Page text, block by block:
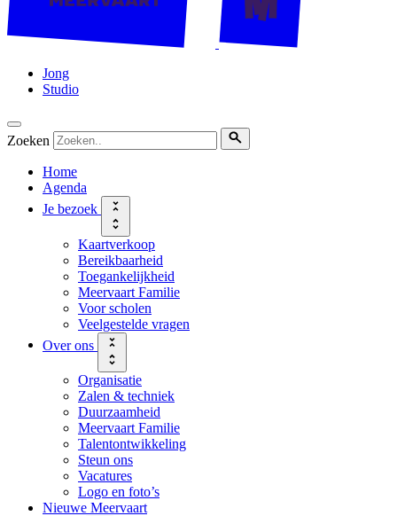
Jong
Studio
Zoeken
Home
Agenda
Je bezoek
Kaartverkoop
Bereikbaarheid
Toegankelijkheid
Meervaart Familie
Voor scholen
Veelgestelde vragen
Over ons
Organisatie
Zalen & techniek
Duurzaamheid
Meervaart Familie
Talentontwikkeling
Steun ons
Vacatures
Logo en foto’s
Nieuwe Meervaart